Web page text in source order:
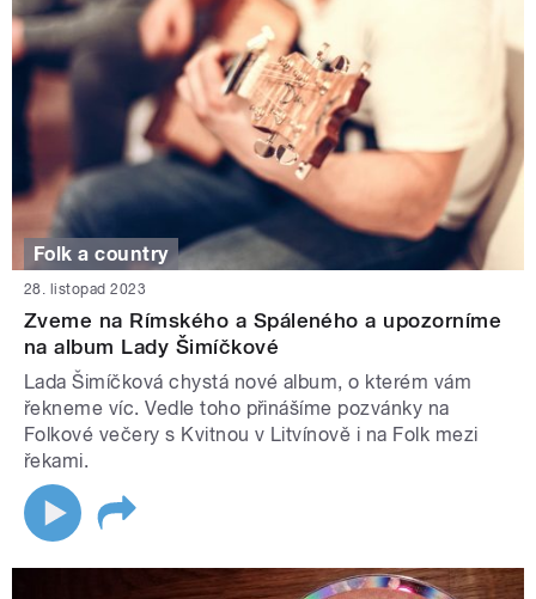
Folk a country
28. listopad 2023
Zveme na Rímského a Spáleného a upozorníme
na album Lady Šimíčkové
Lada Šimíčková chystá nové album, o kterém vám
řekneme víc. Vedle toho přinášíme pozvánky na
Folkové večery s Kvitnou v Litvínově i na Folk mezi
řekami.